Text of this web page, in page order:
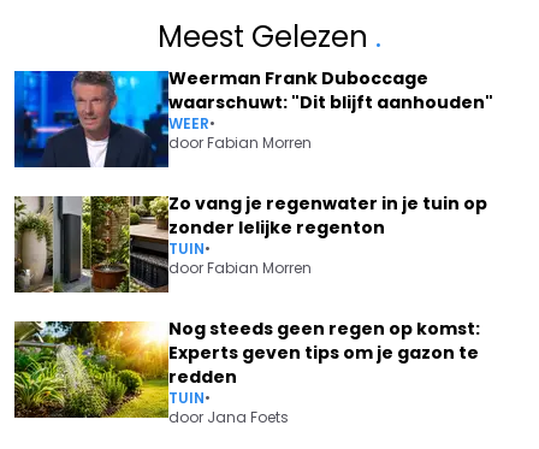
Meest Gelezen .
Weerman Frank Duboccage
waarschuwt: "Dit blijft aanhouden"
WEER•
doorFabian Morren
Zo vang je regenwater in je tuin op
zonder lelijke regenton
TUIN•
doorFabian Morren
Nog steeds geen regen op komst:
Experts geven tips om je gazon te
redden
TUIN•
door Jana Foets